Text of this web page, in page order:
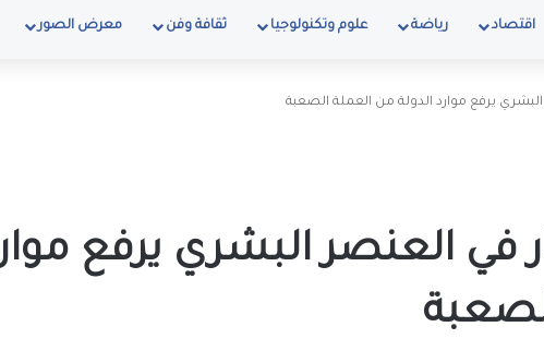
اقتصاد رياضة علوم وتكنولوجيا ثقافة وفن معرض الصور
يرفع موارد الدولة من العملة الصعبة
في العنصر البشري يرفع